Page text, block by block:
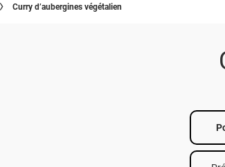
Curry d’aubergines végétalien